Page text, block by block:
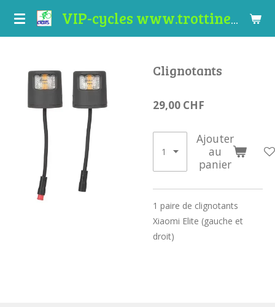
Passer
VIP-cycles www.trottinettes-valais.ch
Clignotants
29,00 CHF
Ajouter
au
panier
1 paire de clignotants
Xiaomi Elite (gauche et
droit)